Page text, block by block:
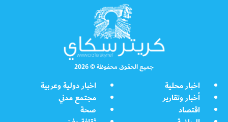
جميع الحقوق محفوظة © 2026
اخبار محلية
اخبار دولية وعربية
أخبار وتقارير
مجتمع مدني
اقتصاد
صحة